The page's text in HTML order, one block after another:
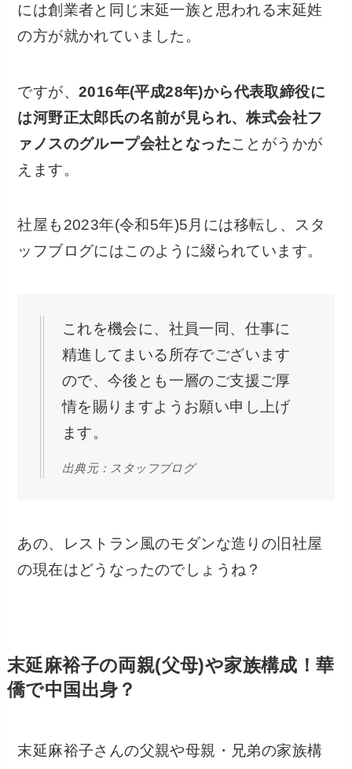
には創業者と同じ末延一族と思われる末延姓
の方が就かれていました。
ですが、2016年(平成28年)から代表取締役に
は河野正太郎氏の名前が見られ、株式会社フ
ァノスのグループ会社となったことがうかが
えます。
社屋も2023年(令和5年)5月には移転し、スタ
ッフブログにはこのように綴られています。
これを機会に、社員一同、仕事に
精進してまいる所存でございます
ので、今後とも一層のご支援ご厚
情を賜りますようお願い申し上げ
ます。
出典元：スタッフブログ
あの、レストラン風のモダンな造りの旧社屋
の現在はどうなったのでしょうね？
末延麻裕子の両親(父母)や家族構成！華
僑で中国出身？
末延麻裕子さんの父親や母親・兄弟の家族構